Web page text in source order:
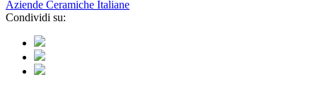
Aziende Ceramiche Italiane
Condividi su: